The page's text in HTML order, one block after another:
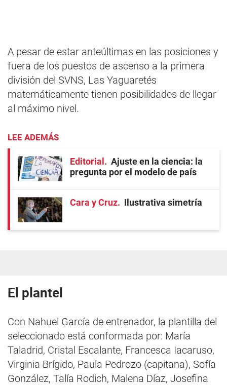
A pesar de estar anteúltimas en las posiciones y
fuera de los puestos de ascenso a la primera
división del SVNS, Las Yaguaretés
matemáticamente tienen posibilidades de llegar
al máximo nivel.
LEE ADEMÁS
Editorial
Ajuste en la ciencia: la
pregunta por el modelo de país
Cara y Cruz Ilustrativa simetría
El plantel
Con Nahuel García de entrenador, la plantilla del
seleccionado está conformada por: María
Taladrid, Cristal Escalante, Francesca Iacaruso,
Virginia Brígido, Paula Pedrozo (capitana), Sofía
González, Talía Rodich, Malena Díaz, Josefina